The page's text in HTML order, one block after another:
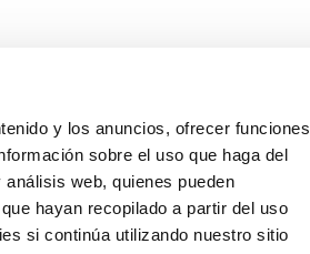
y los anuncios, ofrecer funciones
sobre el uso que haga del
web, quienes pueden
hayan recopilado a partir del uso
si continúa utilizando nuestro sitio